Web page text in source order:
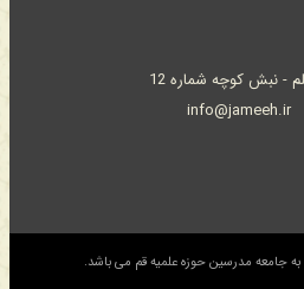
- نبش کوچه شماره 12
info@jameeh.ir
جامعه مدرسین حوزه علمیه قم می باشد.